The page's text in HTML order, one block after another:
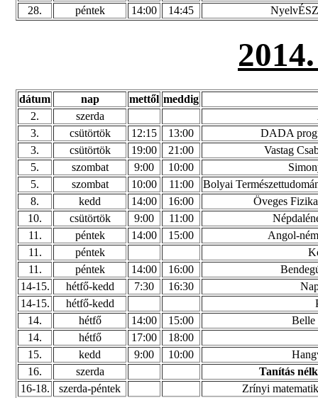
28.
péntek 14:00 14:45
dátum nap mettől meddig
2.
szerda
3.
csütörtök 12:15 13:00
DADA
3.
csütörtök 19:00 21:00
Vastag
5.
szombat 9:00 10:00
5.
szombat 10:00 11:00
Bolyai
8.
kedd 14:00 16:00
Öveges
10.
csütörtök 9:00 11:00
11.
péntek 14:00 15:00
Angol-
11.
péntek
11.
péntek 14:00 16:00
14-15.
hétfő-kedd 7:30 16:30
14-15.
hétfő-kedd
14.
hétfő 14:00 15:00
Belle
14.
hétfő 17:00
18:00
15.
kedd 9:00 10:00
16.
szerda
Tanítás
16-18.
szerda-péntek
Zrínyi